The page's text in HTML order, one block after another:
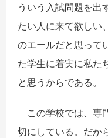
ういう入試問題を出
たい人に来て欲しい
のエールだと思って
た学生に着実に私た
と思うからである。
この学校では、専
切にしている。だか